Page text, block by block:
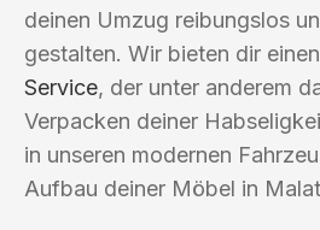
deinen Umzug reibungslos
gestalten. Wir bieten dir
Service, der unter anderem
Verpacken deiner
in unseren modernen
Aufbau deiner Möbel in